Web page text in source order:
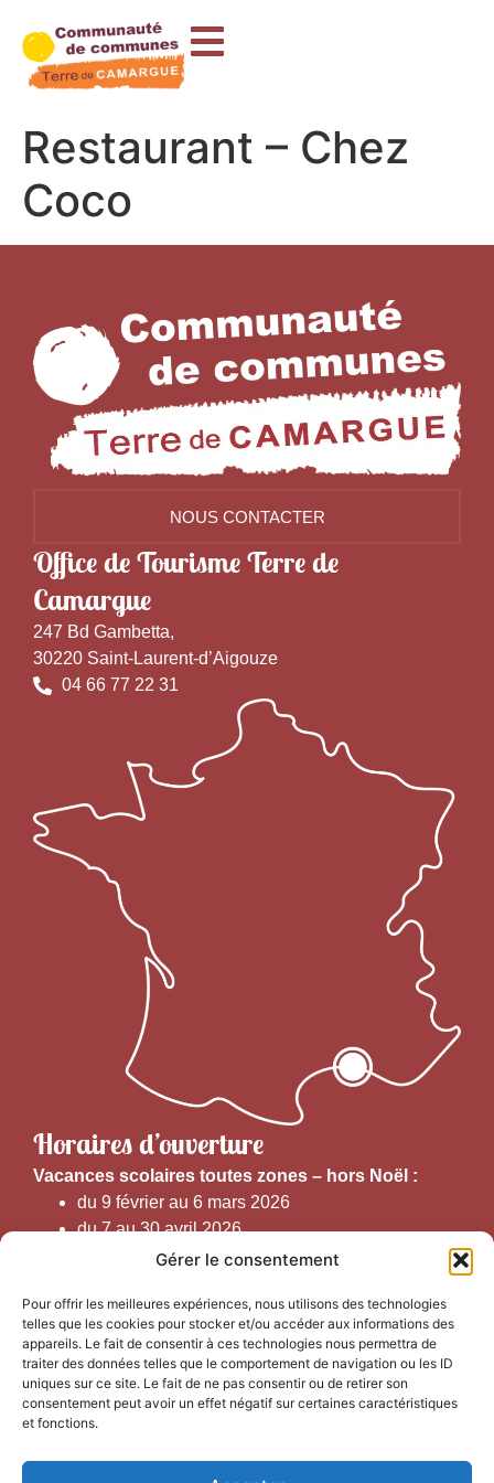
Gérer le consentement
Pour offrir les meilleures expériences, nous utilisons des technologies
telles que les cookies pour stocker et/ou accéder aux informations des
appareils. Le fait de consentir à ces technologies nous permettra de
traiter des données telles que le comportement de navigation ou les ID
uniques sur ce site. Le fait de ne pas consentir ou de retirer son
consentement peut avoir un effet négatif sur certaines caractéristiques
et fonctions.
principal
Restaurant – Chez
Coco
NOUS CONTACTER
Office de Tourisme Terre de
Camargue
247 Bd Gambetta,
30220 Saint-Laurent-d’Aigouze
04 66 77 22 31
Horaires d’ouverture
Vacances scolaires toutes zones – hors Noël :
du 9 février au 6 mars 2026
du 7 au 30 avril 2026
du 1er juin au 30 septembre 2026
Horaires d’ouverture au public :
Du 1er septembre au 30 juin 2026 (hors juillet et août)
du lundi au vendredi de 9h50 à 12h30 et de